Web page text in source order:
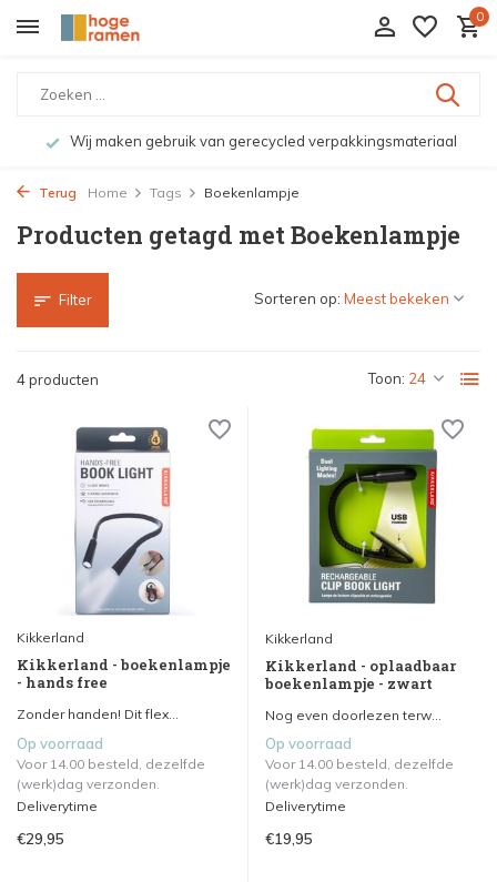
0
Wij maken gebruik van gerecycled verpakkingsmateriaal
Terug Home Tags Boekenlampje
Producten getagd met Boekenlampje
Filter
4 producten Toon:
Sorteren op:
Kikkerland
Kikkerland - boekenlampje
- hands free
Zonder handen! Dit flex...
Op voorraad
Voor 14.00 besteld, dezelfde
(werk)dag verzonden.
Deliverytime
€29,95
Kikkerland
Kikkerland - oplaadbaar
boekenlampje - zwart
Nog even doorlezen terw...
Op voorraad
Voor 14.00 besteld, dezelfde
(werk)dag verzonden.
Deliverytime
€19,95